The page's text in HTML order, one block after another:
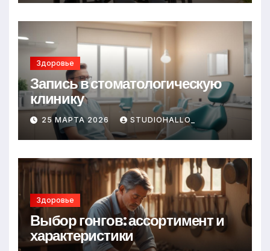
Здоровье
Запись в стоматологическую
клинику
25 МАРТА 2026 STUDIOHALLO_
Здоровье
Выбор гонгов: ассортимент и
характеристики